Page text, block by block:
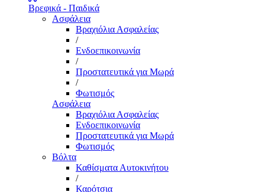
Βρεφικά - Παιδικά
Ασφάλεια
Βραχιόλια Ασφαλείας
/
Ενδοεπικοινωνία
/
Προστατευτικά για Μωρά
/
Φωτισμός
Ασφάλεια
Βραχιόλια Ασφαλείας
Ενδοεπικοινωνία
Προστατευτικά για Μωρά
Φωτισμός
Βόλτα
Καθίσματα Αυτοκινήτου
/
Καρότσια